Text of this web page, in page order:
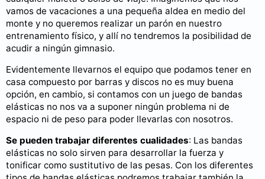
vamos de vacaciones a una pequeña aldea en medio del
monte y no queremos realizar un parón en nuestro
entrenamiento físico, y allí no tendremos la posibilidad de
acudir a ningún gimnasio.
Evidentemente llevarnos el equipo que podamos tener en
casa compuesto por barras y discos no es muy buena
opción, en cambio, si contamos con un juego de bandas
elásticas no nos va a suponer ningún problema ni de
espacio ni de peso para poder llevarlas con nosotros.
Se pueden trabajar diferentes cualidades: Las bandas
elásticas no solo sirven para desarrollar la fuerza y
tonificar como sustitutivo de las pesas. Con los diferentes